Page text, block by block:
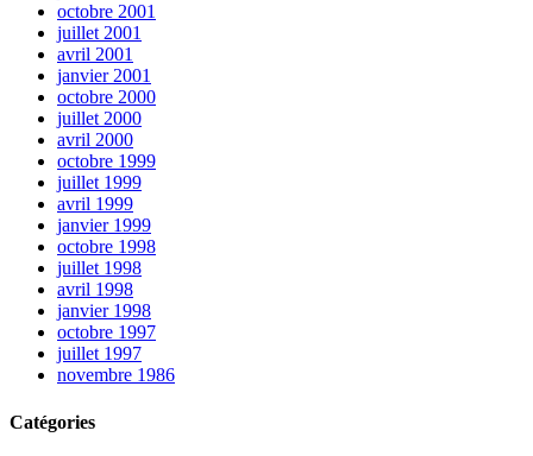
octobre 2001
juillet 2001
avril 2001
janvier 2001
octobre 2000
juillet 2000
avril 2000
octobre 1999
juillet 1999
avril 1999
janvier 1999
octobre 1998
juillet 1998
avril 1998
janvier 1998
octobre 1997
juillet 1997
novembre 1986
Catégories